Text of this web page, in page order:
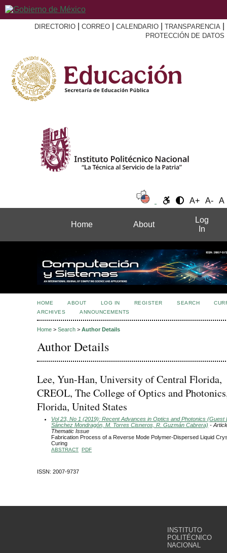
DIRECTORIO CORREO CALENDARIO TRANSPARENCIA
PROTECCIÓN DE DATOS
A+ A- A
Home About
Log
In
HOME ABOUT LOG IN REGISTER SEARCH
ARCHIVES
ANNOUNCEMENTS
Home > Search > Author Details
Author Details
Lee, Yun-Han, University of Central Florida,
CREOL, The College of Optics and
Florida, United States
Vol 23, No 1 (2019): Recent Advances in Optics and Photonics (Guest
Sánchez Mondragón, M. Torres Cisneros, R. Guzmán Cabrera) -
Thematic Issue
Fabrication Process of a Reverse Mode Polymer-Dispersed Liquid
Curing
ABSTRACT PDF
ISSN: 2007-9737
INSTITUTO
POLITÉCNICO
NACIONAL